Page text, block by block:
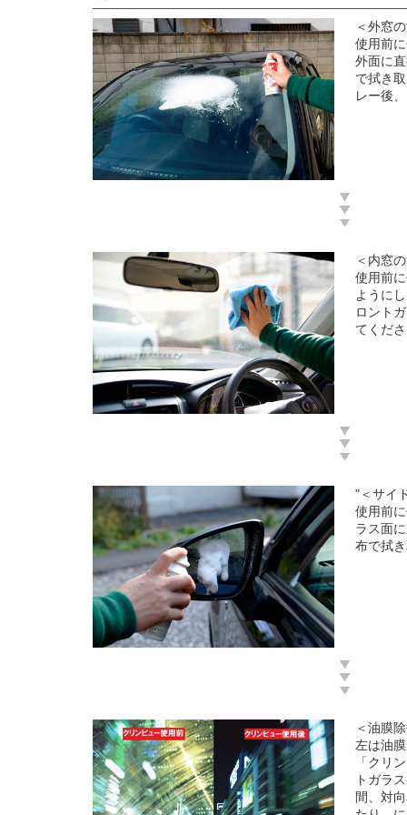
＜外窓
使用前
外面に
で拭き
レー後
＜内窓
使用前
ように
ロント
てくだ
"＜サイ
使用前
ラス面
布で拭
＜油膜
左は油
「クリ
トガラ
間、対